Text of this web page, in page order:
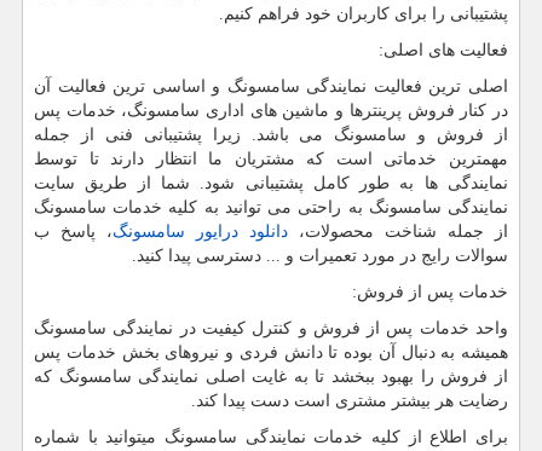
پشتیبانی را برای کاربران خود فراهم کنیم.
فعالیت های اصلی:
اصلی ترین فعالیت نمایندگی سامسونگ و اساسی ترین فعالیت آن
در کنار فروش پرینترها و ماشین های اداری سامسونگ، خدمات پس
از فروش و سامسونگ می باشد. زیرا پشتیبانی فنی از جمله
مهمترین خدماتی است که مشتریان ما انتظار دارند تا توسط
نمایندگی ها به طور کامل پشتیبانی شود. شما از طریق سایت
نمایندگی سامسونگ به راحتی می توانید به کلیه خدمات سامسونگ
از جمله شناخت محصولات، دانلود درایور سامسونگ، پاسخ ب
سوالات رایج در مورد تعمیرات و ... دسترسی پیدا کنید.
خدمات پس از فروش:
واحد خدمات پس از فروش و کنترل کیفیت در نمایندگی سامسونگ
همیشه به دنبال آن بوده تا دانش فردی و نیروهای بخش خدمات پس
از فروش را بهبود ببخشد تا به غایت اصلی نمایندگی سامسونگ که
رضایت هر بیشتر مشتری است دست پیدا کند.
برای اطلاع از کلیه خدمات نمایندگی سامسونگ میتوانید با شماره